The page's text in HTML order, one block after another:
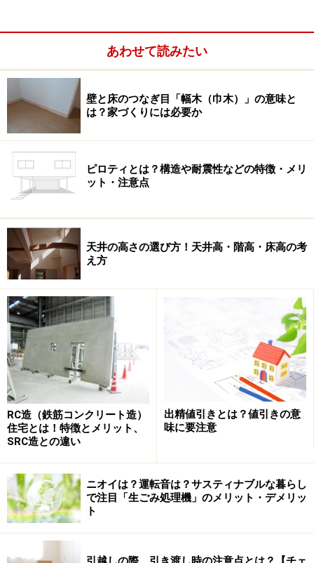
なお、国交省の調査では注文住宅を新築した世帯主の年
齢についても質問しており、今回の両親宅のように二次
取得の場合の世帯主年齢は「60歳以上」が55.2％と過半
数を占めていました。以下、「50歳代」が25.1％、「40
歳代」が12.1％、「39歳以下」が8.7％でした。同調査に
よると手すりの設置やフラットフロア、車イス対応な
ど、高齢者設備の付設要望が注文住宅では高い傾向にあ
り、世帯主年齢が高齢化するほど施主は“終の棲家（つい
のすみか）”として住宅を新築していることが分かりま
す。
さて、今回で第５回目となる両親のための高齢者仕様住
宅の新築連載シリーズ。本稿では土地の取得費、ならび
に注文住宅による新築工事費用を全公開します。
土地価格は１坪＝約147万円 はたして安い
のか高いのか……
まずは土地価格から見ていきましょう。もともとは「建
築条件付き宅地」だったものを「宅地のみ」の販売に変
更してもらった経緯があり、200万円が上乗せされて
4200万円（建築条件付きで4000万円）での購入となりま
した。今、思えば売り主に足元を見られた感はあります
あわせて読みたい
壁と床のつなぎ目「幅木（巾木）」の意味と
は？家づくりには必要か
ピロティとは？構造や耐震性などの特徴・メリ
ット・注意点
天井の高さの選び方！天井高・階高・床高の考
え方
RC造（鉄筋コンクリート造）
住宅とは！特徴とメリット、
SRC造との違い
出精値引きとは？値引きの意
味に要注意
ニオイは？運転音は？サスティナブルな暮らし
で注目「生ごみ処理機」のメリット・デメリッ
ト